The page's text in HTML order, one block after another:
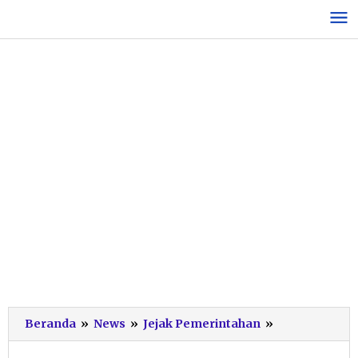
konten
Beranda » News » Jejak Pemerintahan »
DPRD